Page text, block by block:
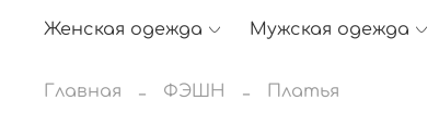
Женская одежда Мужская одежда
Главная ФЭШН Платья